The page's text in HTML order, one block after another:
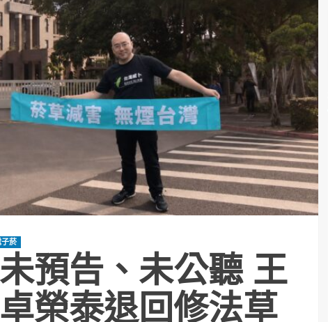
子菸
預告、未公聽 王
榮泰退回修法草